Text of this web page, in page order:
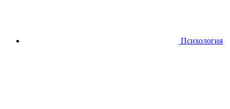
Психология